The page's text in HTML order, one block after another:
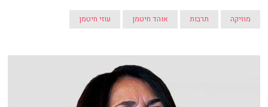
מוזיקה תרבות אוהד חיטמן עוזי חיטמן